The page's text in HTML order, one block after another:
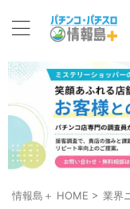
情報島＋ HOME > 業界